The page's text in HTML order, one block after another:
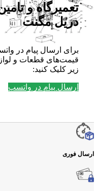
تعمیرگاه و
دریل مگنت
برای ارسال پیام در
قیمت‌های قطعات و
زیر کلیک کنید:
ارسال پیام در واتسپ
ارسال فوری